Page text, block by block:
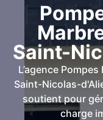
Saint-
L’agence
Saint-Nicolas-
soutient pour
charge